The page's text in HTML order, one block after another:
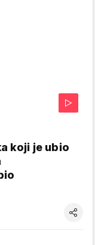
koji je ubio